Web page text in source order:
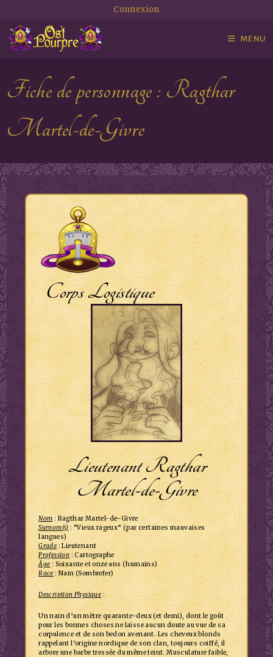
Connexion
MENU
Fiche de personnage : Ragthar
Martel-de-Givre
Corps Logistique
Lieutenant Ragthar
Martel-de-Givre
Nom : Ragthar Martel-de-Givre
Surnom(s): “Vieux rageux” (par certaines mauvaises
langues)
Grade : Lieutenant
Profession : Cartographe
Âge : Soixante et onze ans (humains)
Race : Nain (Sombrefer)
Description Physique :
Un nain d’un mètre quarante-deux (et demi), dont le goût
pour les bonnes choses ne laisse aucun doute au vue de sa
corpulence et de son bedon avenant. Les cheveux blonds
rappelant l’origine nordique de son clan, toujours coiffé, il
arbore une barbe tressée du même teint. Musculature faible,